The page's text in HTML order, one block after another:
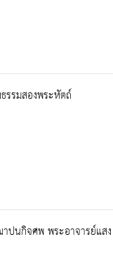
รรมสองพระหัตถ์
นกิจศพ พระอาจารย์แสง